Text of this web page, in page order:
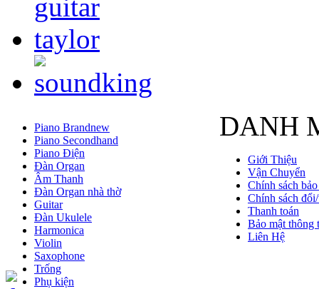
DANH
Piano Brandnew
Piano Secondhand
Piano Điện
Đàn Organ
Âm Thanh
Đàn Organ nhà thờ
Guitar
Đàn Ukulele
Harmonica
Violin
Saxophone
Trống
Phụ kiện
Giới Thiệu
Vận Chuyển
Chính sách
Chính sách
Thanh toán
Bảo mật thông
Liên Hệ